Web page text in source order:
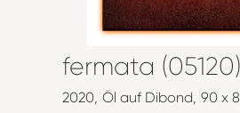
fermata (05120)
2020 Öl auf Dibond 90 x